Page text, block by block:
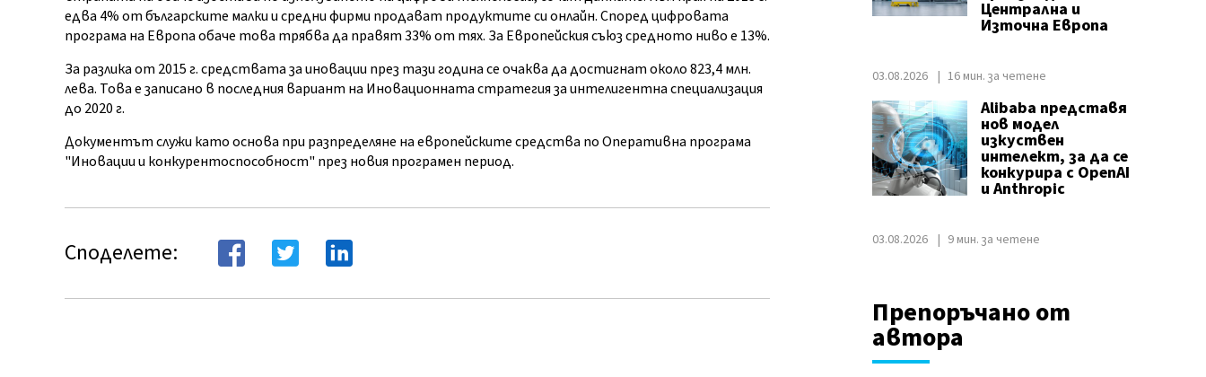
едва 4% от българските малки и средни фирми продават продуктите си онлайн. Според цифровата
програма на Европа обаче това трябва да правят 33% от тях. За Европейския съюз средното ниво е 13%.
За разлика от 2015 г. средствата за иновации през тази година се очаква да достигнат около 823,4 млн.
лева. Това е записано в последния вариант на Иновационната стратегия за интелигентна специализация
до 2020 г.
Документът служи като основа при разпределяне на европейските средства по Оперативна програма
"Иновации и конкурентоспособност" през новия програмен период.
Споделете:
Централна и
Източна Европа
03.08.2026 16 мин. за четене
Alibaba представя
нов модел
изкуствен
интелект, за да се
конкурира с OpenAI
и Anthropic
03.08.2026 9 мин. за четене
Препоръчано от
автора